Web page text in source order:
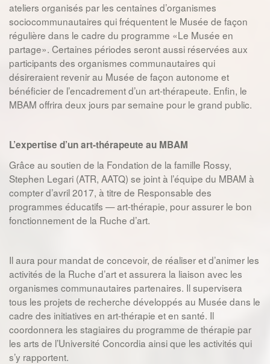
ateliers organisés par les centaines d’organismes
sociocommunautaires qui fréquentent le Musée de façon
régulière dans le cadre du programme «Le Musée en
partage». Certaines périodes seront aussi réservées aux
participants des organismes communautaires qui
désireraient revenir au Musée de façon autonome et
bénéficier de l’encadrement d’un art-thérapeute. Enfin, le
MBAM offrira deux jours par semaine pour le grand public.
L’expertise d’un art-thérapeute au MBAM
Grâce au soutien de la Fondation de la famille Rossy,
Stephen Legari (ATR, AATQ) se joint à l’équipe du MBAM à
compter d’avril 2017, à titre de Responsable des
programmes éducatifs — art-thérapie, pour assurer le bon
fonctionnement de la Ruche d’art.
Il aura pour mandat de concevoir, de réaliser et d’animer les
activités de la Ruche d’art et assurera la liaison avec les
organismes communautaires partenaires. Il supervisera
tous les projets de recherche développés au Musée dans le
cadre des initiatives en art-thérapie et en santé. Il
coordonnera les stagiaires du programme de thérapie par
les arts de l’Université Concordia ainsi que les activités qui
s’y rapportent.